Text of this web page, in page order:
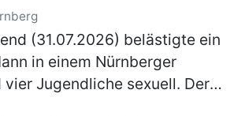
(31.07.2026) belästigte ein
in einem Nürnberger
Jugendliche sexuell. Der